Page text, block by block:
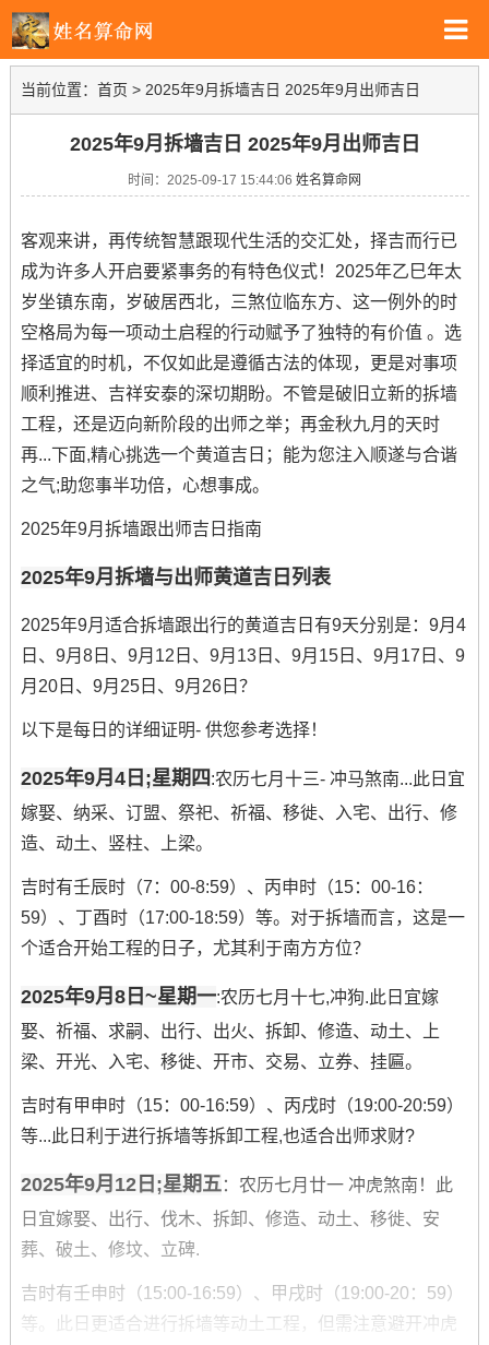
当前位置： 首页 > 2025年9月拆墙吉日 2025年9月出师吉日
2025年9月拆墙吉日 2025年9月出师吉日
时间：2025-09-17 15:44:06 姓名算命网
客观来讲，再传统智慧跟现代生活的交汇处，择吉而行已
成为许多人开启要紧事务的有特色仪式！2025年乙巳年太
岁坐镇东南，岁破居西北，三煞位临东方、这一例外的时
空格局为每一项动土启程的行动赋予了独特的有价值 。选
择适宜的时机，不仅如此是遵循古法的体现，更是对事项
顺利推进、吉祥安泰的深切期盼。不管是破旧立新的拆墙
工程，还是迈向新阶段的出师之举；再金秋九月的天时
再...下面,精心挑选一个黄道吉日；能为您注入顺遂与合谐
之气;助您事半功倍，心想事成。
2025年9月拆墙跟出师吉日指南
2025年9月拆墙与出师黄道吉日列表
2025年9月适合拆墙跟出行的黄道吉日有9天分别是：9月4
日、9月8日、9月12日、9月13日、9月15日、9月17日、9
月20日、9月25日、9月26日？
以下是每日的详细证明- 供您参考选择！
2025年9月4日;星期四 :农历七月十三- 冲马煞南...此日宜
嫁娶、纳采、订盟、祭祀、祈福、移徙、入宅、出行、修
造、动土、竖柱、上梁。
吉时有壬辰时（7：00-8:59）、丙申时（15：00-16：
59）、丁酉时（17:00-18:59）等。对于拆墙而言，这是一
个适合开始工程的日子，尤其利于南方方位？
2025年9月8日~星期一:农历七月十七,冲狗.此日宜嫁
娶、祈福、求嗣、出行、出火、拆卸、修造、动土、上
梁、开光、入宅、移徙、开市、交易、立券、挂匾。
吉时有甲申时（15：00-16:59）、丙戌时（19:00-20:59）
等...此日利于进行拆墙等拆卸工程,也适合出师求财?
2025年9月12日;星期五：农历七月廿一 冲虎煞南！此
日宜嫁娶、出行、伐木、拆卸、修造、动土、移徙、安
葬、破土、修坟、立碑.
吉时有壬申时（15:00-16:59）、甲戌时（19:00-20：59）
等。此日更适合进行拆墙等动土工程，但需注意避开冲虎